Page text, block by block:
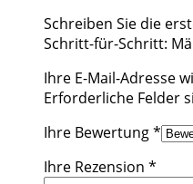
Schreiben Sie die
Schritt-für-Schritt:
Ihre E-Mail-Adresse
Erforderliche Felder
Ihre Bewertung*
Ihre Rezension *